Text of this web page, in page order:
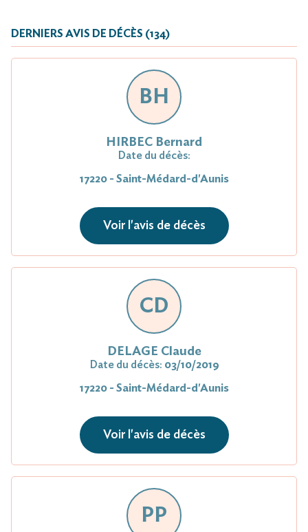
DERNIERS AVIS DE DÉCÈS (134)
BH
HIRBEC Bernard
Date du décès:
17220 - Saint-Médard-d'Aunis
Voir l'avis de décès
CD
DELAGE Claude
Date du décès: 03/10/2019
17220 - Saint-Médard-d'Aunis
Voir l'avis de décès
PP